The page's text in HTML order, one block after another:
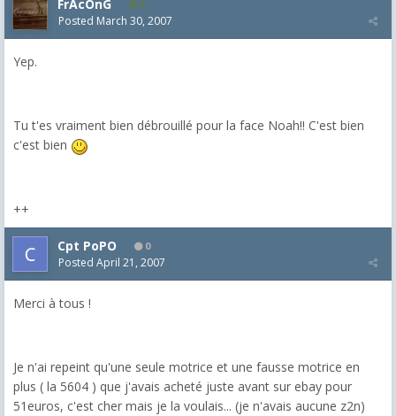
FrAcOnG 8
Posted March 30, 2007
Yep.
Tu t'es vraiment bien débrouillé pour la face Noah!! C'est bien
c'est bien
++
Cpt PoPO 0
Posted April 21, 2007
Merci à tous !
Je n'ai repeint qu'une seule motrice et une fausse motrice en
plus ( la 5604 ) que j'avais acheté juste avant sur ebay pour
51euros, c'est cher mais je la voulais... (je n'avais aucune z2n)